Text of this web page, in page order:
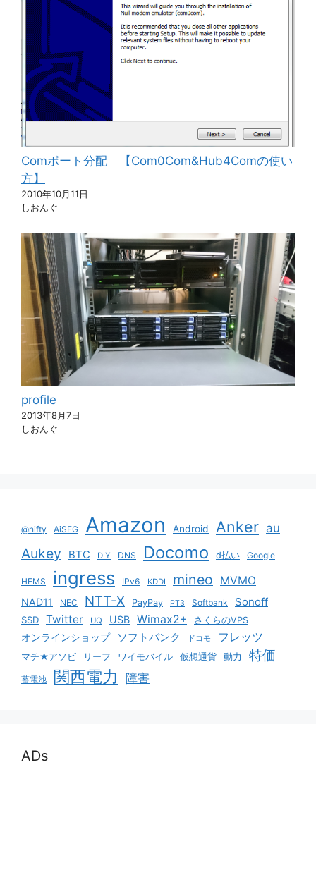
Comポート分配 【Com0Com&Hub4Comの使い
方】
2010年10月11日
しおんぐ
profile
2013年8月7日
しおんぐ
@nifty AiSEG Amazon Android Anker au
Aukey BTC DIY DNS Docomo d払い Google
HEMS ingress IPv6 KDDI mineo MVMO
NAD11 NEC NTT-X PayPay PT3 Softbank Sonoff
SSD Twitter UQ USB Wimax2+ さくらのVPS
オンラインショップ ソフトバンク ドコモ フレッツ
マチ★アソビ リーフ ワイモバイル 仮想通貨 動力 特価
蓄電池 関西電力 障害
ADs